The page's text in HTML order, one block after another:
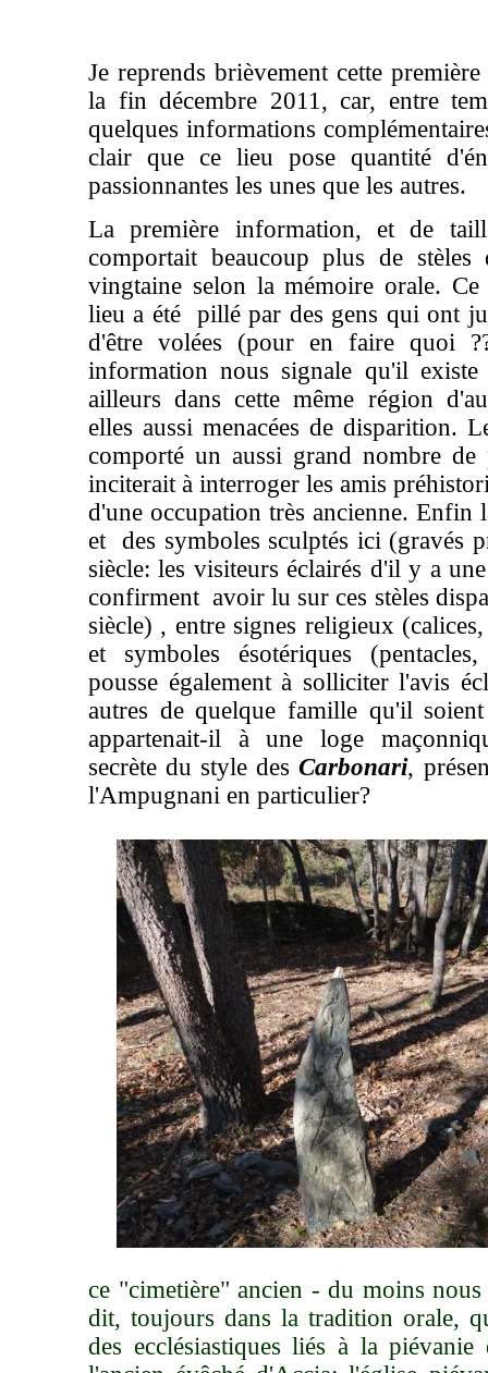
Je reprends brièvement cette
la fin décembre 2011, car, entre
quelques informations
clair que ce lieu pose quantité
passionnantes les unes que les autres.
La première information, et de
comportait beaucoup plus de stèles
vingtaine selon la mémoire orale.
lieu a été pillé par des gens qui ont
d'être volées (pour en faire quoi
information nous signale qu'il
ailleurs dans cette même région
elles aussi menacées de disparition.
comporté un aussi grand nombre de
inciterait à interroger les amis
d'une occupation très ancienne. Enfin
et des symboles sculptés ici (gravés
siècle: les visiteurs éclairés d'il y a
confirment avoir lu sur ces stèles
siècle) , entre signes religieux
et symboles ésotériques
pousse également à solliciter l'avis
autres de quelque famille qu'il
appartenait-il à une loge
secrète du style desCarbonari,
l'Ampugnani en particulier?
ce "cimetière" ancien - du moins
dit, toujours dans la tradition orale,
des ecclésiastiques liés à la